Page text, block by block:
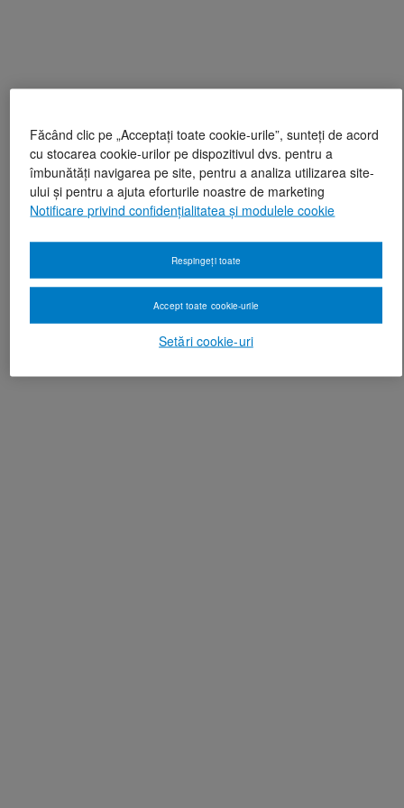
Făcând clic pe „Acceptați toate cookie-urile”, sunteți de acord
cu stocarea cookie-urilor pe dispozitivul dvs. pentru a
îmbunătăți navigarea pe site, pentru a analiza utilizarea site-
ului și pentru a ajuta eforturile noastre de marketing
Notificare privind confidențialitatea și modulele cookie
Setări cookie-uri
Respingeți toate
Accept toate cookie-urile